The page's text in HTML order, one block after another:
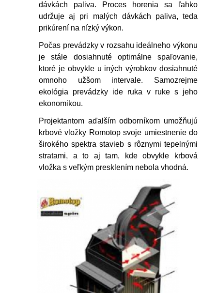
dávkách paliva. Proces horenia sa ľahko
udržuje aj pri malých dávkách paliva, teda
prikúrení na nízký výkon.
Počas prevádzky v rozsahu ideálneho výkonu
je stále dosiahnuté optimálne spaľovanie,
ktoré je obvykle u iných výrobkov dosiahnuté
omnoho užšom intervale. Samozrejme
ekológia prevádzky ide ruka v ruke s jeho
ekonomikou.
Projektantom aďalším odborníkom umožňujú
krbové vložky Romotop svoje umiestnenie do
širokého spektra stavieb s rôznymi tepelnými
stratami, a to aj tam, kde obvykle krbová
vložka s veľkým presklením nebola vhodná.